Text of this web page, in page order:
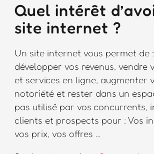
Quel intérêt
site internet ?
Un site internet vous permet de
développer vos revenus, vendre
et services en ligne, augmenter
notoriété et rester dans un
pas utilisé par vos concurrents,
clients et prospects pour : Vos
vos prix, vos offres …